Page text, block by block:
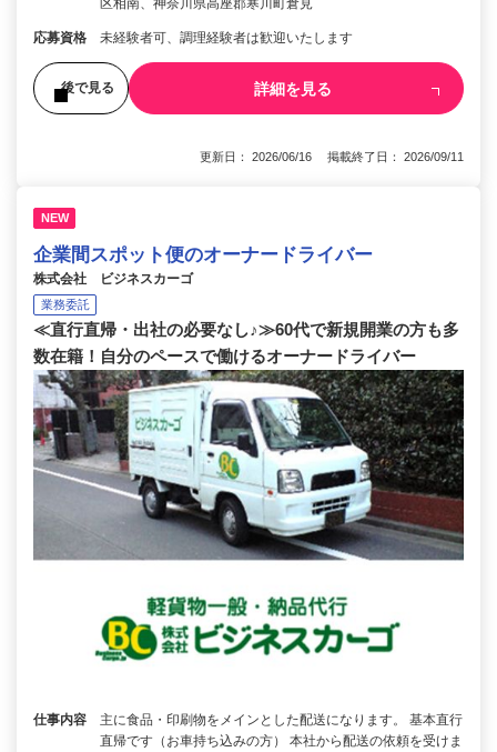
区相南、神奈川県高座郡寒川町倉見
応募資格 未経験者可、調理経験者は歓迎いたします
後で見る 詳細を見る
更新日： 2026/06/16 掲載終了日： 2026/09/11
NEW
企業間スポット便のオーナードライバー
株式会社 ビジネスカーゴ
業務委託
≪直行直帰・出社の必要なし♪≫60代で新規開業の方も多
数在籍！自分のペースで働けるオーナードライバー
仕事内容
主に食品・印刷物をメインとした配送になります。 基本直行
直帰です（お車持ち込みの方） 本社から配送の依頼を受けま